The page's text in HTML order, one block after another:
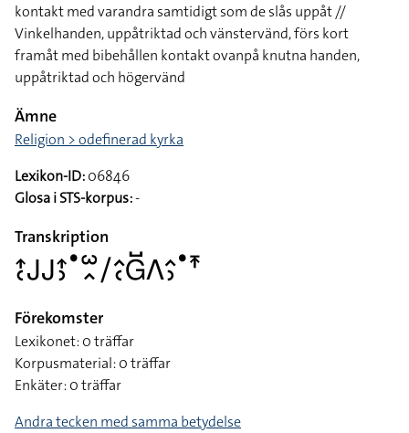
kontakt med varandra samtidigt som de slås uppåt //
Vinkelhanden, uppåtriktad och vänstervänd, förs kort
framåt med bibehållen kontakt ovanpå knutna handen,
uppåtriktad och högervänd
Ämne
Religion > odefinerad kyrka
Lexikon-ID:06846
Glosa i STS-korpus:-
Transkription
􌤴􌥗􌤢􌤢􌤴􌤶􌤟􌥱􌥿􌥠􌤵􌥗􌤦􌤹􌤣􌤵􌤶􌤟􌥵
Förekomster
Lexikonet: 0 träffar
Korpusmaterial: 0 träffar
Enkäter: 0 träffar
Andra tecken med samma betydelse